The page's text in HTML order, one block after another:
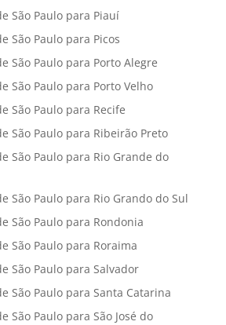
São Paulo para Piauí
São Paulo para Picos
São Paulo para Porto Alegre
São Paulo para Porto Velho
São Paulo para Recife
São Paulo para Ribeirão Preto
São Paulo para Rio Grande do
São Paulo para Rio Grando do Sul
São Paulo para Rondonia
São Paulo para Roraima
São Paulo para Salvador
São Paulo para Santa Catarina
São Paulo para São José do